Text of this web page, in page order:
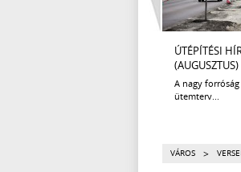
ÚTÉPÍTÉSI
(AUGUSZTUS)
A nagy
ütemterv...
VÁROS >